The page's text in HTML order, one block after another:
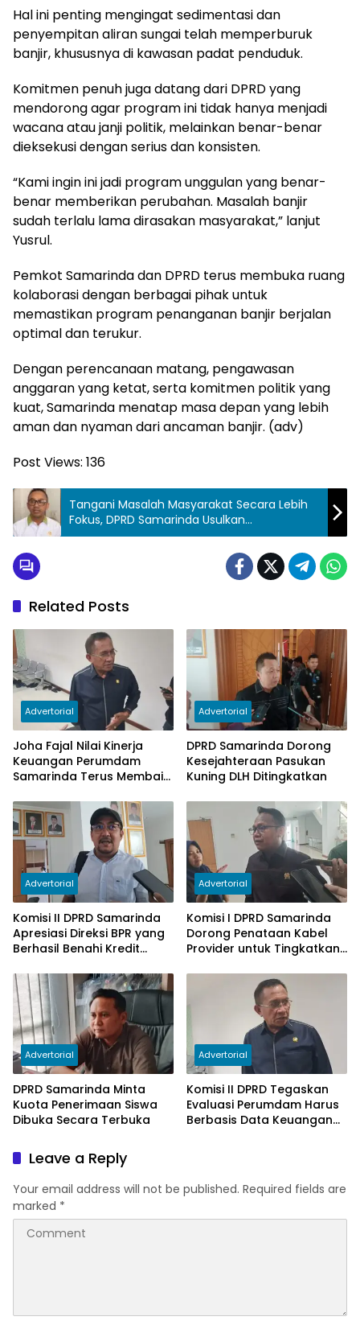
Hal ini penting mengingat sedimentasi dan
penyempitan aliran sungai telah memperburuk
banjir, khususnya di kawasan padat penduduk.
Komitmen penuh juga datang dari DPRD yang
mendorong agar program ini tidak hanya menjadi
wacana atau janji politik, melainkan benar-benar
dieksekusi dengan serius dan konsisten.
“Kami ingin ini jadi program unggulan yang benar-
benar memberikan perubahan. Masalah banjir
sudah terlalu lama dirasakan masyarakat,” lanjut
Yusrul.
Pemkot Samarinda dan DPRD terus membuka ruang
kolaborasi dengan berbagai pihak untuk
memastikan program penanganan banjir berjalan
optimal dan terukur.
Dengan perencanaan matang, pengawasan
anggaran yang ketat, serta komitmen politik yang
kuat, Samarinda menatap masa depan yang lebih
aman dan nyaman dari ancaman banjir. (adv)
Post Views: 136
Tangani Masalah Masyarakat Secara Lebih
Fokus, DPRD Samarinda Usulkan
Pembentukan Satgas Tak Berhenti di Satu
Related Posts
Advertorial
Joha Fajal Nilai Kinerja
Keuangan Perumdam
Samarinda Terus Membaik,
Subsidi Berkurang
Advertorial
DPRD Samarinda Dorong
Kesejahteraan Pasukan
Kuning DLH Ditingkatkan
Advertorial
Komisi II DPRD Samarinda
Apresiasi Direksi BPR yang
Berhasil Benahi Kredit
Advertorial
Komisi I DPRD Samarinda
Dorong Penataan Kabel
Provider untuk Tingkatkan
Advertorial
DPRD Samarinda Minta
Kuota Penerimaan Siswa
Dibuka Secara Terbuka
Advertorial
Komisi II DPRD Tegaskan
Evaluasi Perumdam Harus
Berbasis Data Keuangan
Leave a Reply
Your email address will not be published. Required fields are
marked *